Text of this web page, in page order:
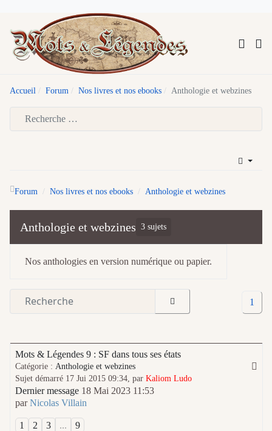
Accueil Forum Nos livres et nos ebooks Anthologie et webzines
Forum Nos livres et nos ebooks Anthologie et webzines
Anthologie et webzines 3 sujets
Nos anthologies en version numérique ou papier.
1
Mots & Légendes 9 : SF dans tous ses états
Catégorie : Anthologie et webzines
Sujet démarré 17 Jui 2015 09:34, par Kaliom Ludo
Dernier message 18 Mai 2023 11:53
parNicolas Villain
1 2 3 ... 9